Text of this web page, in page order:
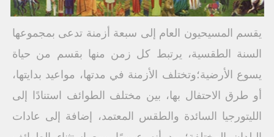
يقسم المسيحيون العام إلى سبعة أزمنة تدعى بمجموعها
السنة الطقسية، يرتبط كل زمن منها بقسم من حياة
يسوع الأرضية؛وتختلف الأزمنة في مدتها، مواعيد بدايتها،
أو طرق الاحتفال بها، بين مختلف الطوائف استنادًا إلى
الليتورجيا السائدة والطقس المعتمد، إضافة إلى عادات